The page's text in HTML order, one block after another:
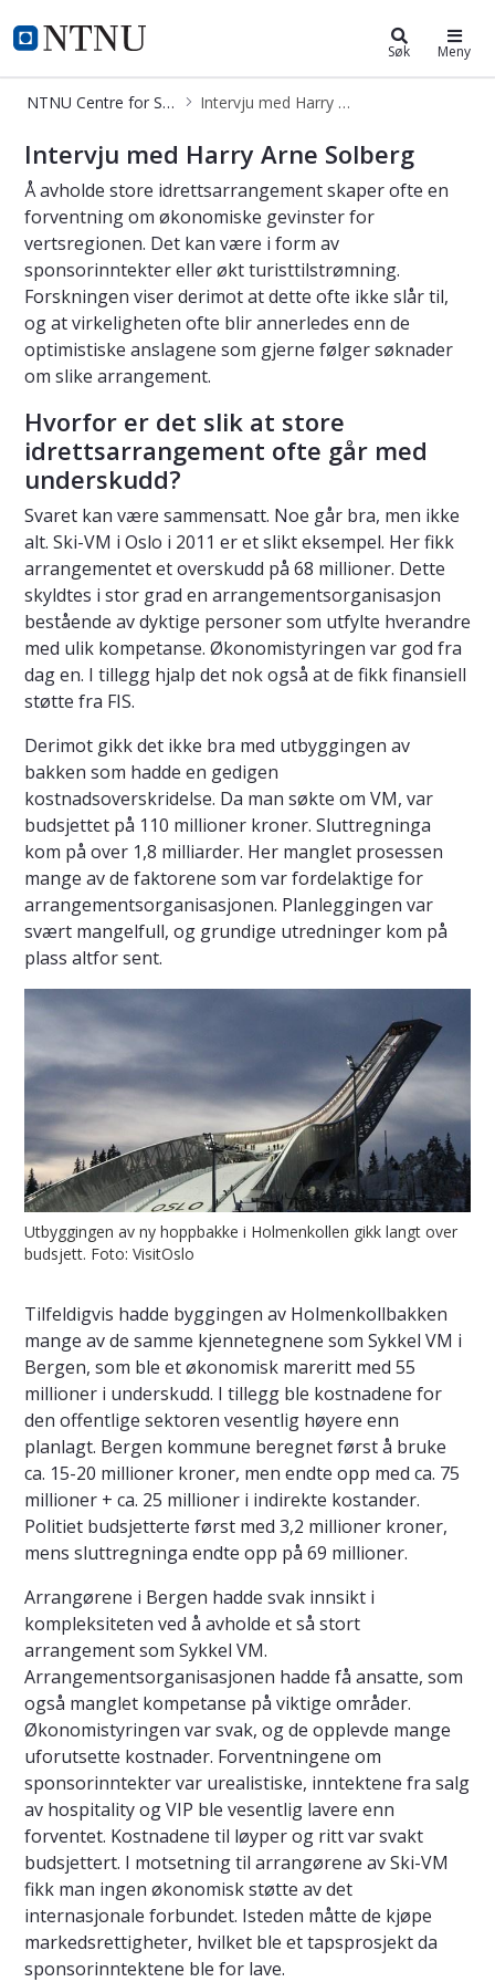
NTNU Hjemmeside
NTNU Centre for Sport Søk Meny
NTNU Centre for Sport Management Research Intervju med Harry Arne Solberg
Harry Arne Solberg Intervju -
Intervju med Harry Arne Solberg
Å avholde store idrettsarrangement skaper ofte en
forventning om økonomiske gevinster for
vertsregionen. Det kan være i form av
sponsorinntekter eller økt turisttilstrømning.
Forskningen viser derimot at dette ofte ikke slår til,
og at virkeligheten ofte blir annerledes enn de
optimistiske anslagene som gjerne følger søknader
om slike arrangement.
Hvorfor er det slik at store
idrettsarrangement ofte går med
underskudd?
Svaret kan være sammensatt. Noe går bra, men ikke
alt. Ski-VM i Oslo i 2011 er et slikt eksempel. Her fikk
arrangementet et overskudd på 68 millioner. Dette
skyldtes i stor grad en arrangementsorganisasjon
bestående av dyktige personer som utfylte hverandre
med ulik kompetanse. Økonomistyringen var god fra
dag en. I tillegg hjalp det nok også at de fikk finansiell
støtte fra FIS.
Derimot gikk det ikke bra med utbyggingen av
bakken som hadde en gedigen
kostnadsoverskridelse. Da man søkte om VM, var
budsjettet på 110 millioner kroner. Sluttregninga
kom på over 1,8 milliarder. Her manglet prosessen
mange av de faktorene som var fordelaktige for
arrangementsorganisasjonen. Planleggingen var
svært mangelfull, og grundige utredninger kom på
plass altfor sent.
Utbyggingen av ny hoppbakke i Holmenkollen gikk langt over
budsjett. Foto: VisitOslo
Tilfeldigvis hadde byggingen av Holmenkollbakken
mange av de samme kjennetegnene som Sykkel VM i
Bergen, som ble et økonomisk mareritt med 55
millioner i underskudd. I tillegg ble kostnadene for
den offentlige sektoren vesentlig høyere enn
planlagt. Bergen kommune beregnet først å bruke
ca. 15-20 millioner kroner, men endte opp med ca. 75
millioner + ca. 25 millioner i indirekte kostander.
Politiet budsjetterte først med 3,2 millioner kroner,
mens sluttregninga endte opp på 69 millioner.
Arrangørene i Bergen hadde svak innsikt i
kompleksiteten ved å avholde et så stort
arrangement som Sykkel VM.
Arrangementsorganisasjonen hadde få ansatte, som
også manglet kompetanse på viktige områder.
Økonomistyringen var svak, og de opplevde mange
uforutsette kostnader. Forventningene om
sponsorinntekter var urealistiske, inntektene fra salg
av hospitality og VIP ble vesentlig lavere enn
forventet. Kostnadene til løyper og ritt var svakt
budsjettert. I motsetning til arrangørene av Ski-VM
fikk man ingen økonomisk støtte av det
internasjonale forbundet. Isteden måtte de kjøpe
markedsrettigheter, hvilket ble et tapsprosjekt da
sponsorinntektene ble for lave.